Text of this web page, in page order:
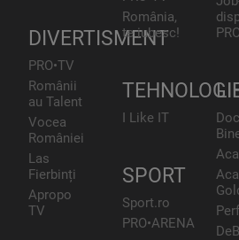
DIVERTISMENT
PRO•TV
Românii
au Talent
Vocea
României
Las
Fierbinți
Apropo
TV
România,
te iubesc!
I Like IT
SPORT
Sport.ro
PRO•ARENA